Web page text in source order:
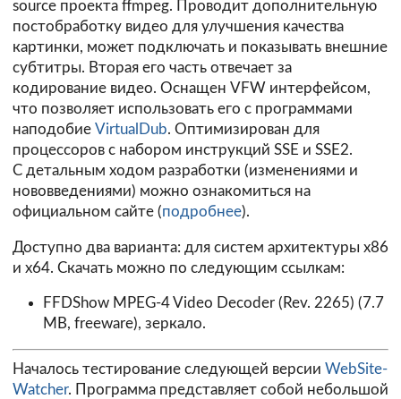
source проекта ffmpeg. Проводит дополнительную
постобработку видео для улучшения качества
картинки, может подключать и показывать внешние
субтитры. Вторая его часть отвечает за
кодирование видео. Оснащен VFW интерфейсом,
что позволяет использовать его с программами
наподобие VirtualDub. Оптимизирован для
процессоров с набором инструкций SSE и SSE2.
C детальным ходом разработки (изменениями и
нововведениями) можно ознакомиться на
официальном сайте (подробнее).
Доступно два варианта: для систем архитектуры х86
и х64. Скачать можно по следующим ссылкам:
FFDShow MPEG-4 Video Decoder (Rev. 2265) (7.7
MB, freeware), зеркало.
Началось тестирование следующей версии WebSite-
Watcher. Программа представляет собой небольшой